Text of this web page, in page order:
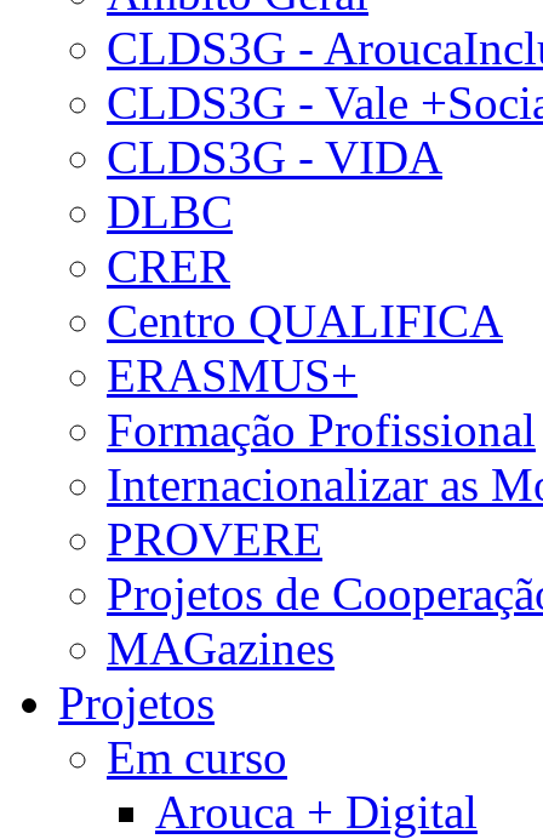
CLDS3G -
CLDS3G - Vale
CLDS3G - VIDA
DLBC
CRER
Centro QUALIFICA
ERASMUS+
Formação Profissional
Internacionalizar as
PROVERE
Projetos de
MAGazines
Projetos
Em curso
Arouca + Digital